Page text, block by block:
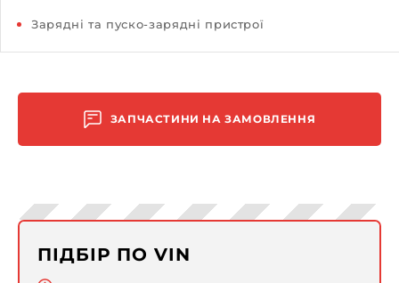
Зарядні та пуско-зарядні пристрої
ЗАПЧАСТИНИ НА ЗАМОВЛЕННЯ
ПІДБІР ПО VIN